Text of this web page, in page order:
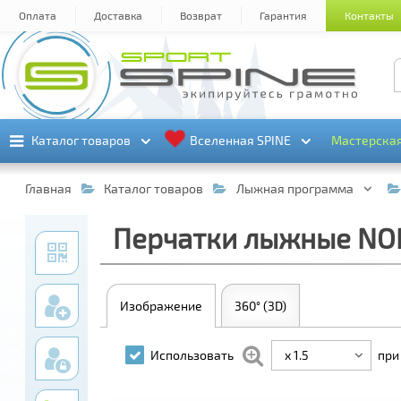
Оплата Доставка Возврат Гарантия Контакты
Каталог товаров
Каталог товаров Вселенная SPINE
Вселенная SPINE
Главная Каталог товаров Лыжная программа
Перчатки лыжные
Изображение 360° (3D)
x 1.5
Использовать